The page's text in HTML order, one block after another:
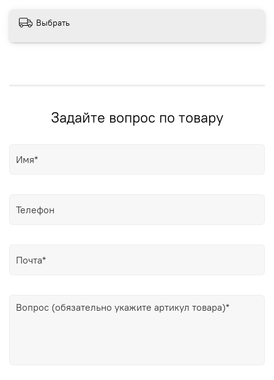
Выбрать
Задайте вопрос по товару